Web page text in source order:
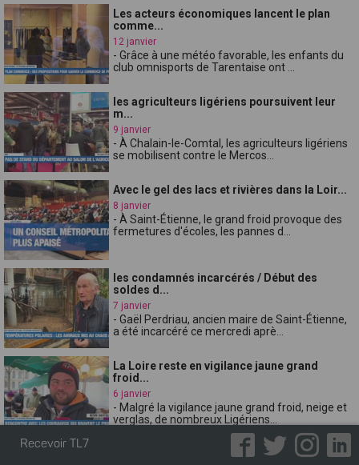
Les acteurs économiques lancent le plan
comme...
12 janvier
- Grâce à une météo favorable, les enfants du
club omnisports de Tarentaise ont ...
les agriculteurs ligériens poursuivent leur
m...
9 janvier
- À Chalain-le-Comtal, les agriculteurs ligériens
se mobilisent contre le Mercos...
Avec le gel des lacs et rivières dans la Loir...
8 janvier
- À Saint-Étienne, le grand froid provoque des
fermetures d'écoles, les pannes d...
les condamnés incarcérés / Début des
soldes d...
7 janvier
- Gaël Perdriau, ancien maire de Saint-Étienne,
a été incarcéré ce mercredi aprè...
La Loire reste en vigilance jaune grand
froid...
6 janvier
- Malgré la vigilance jaune grand froid, neige et
verglas, de nombreux Ligériens...
Au cur de la fabrication de la meilleure gale...
Recevoir TL7